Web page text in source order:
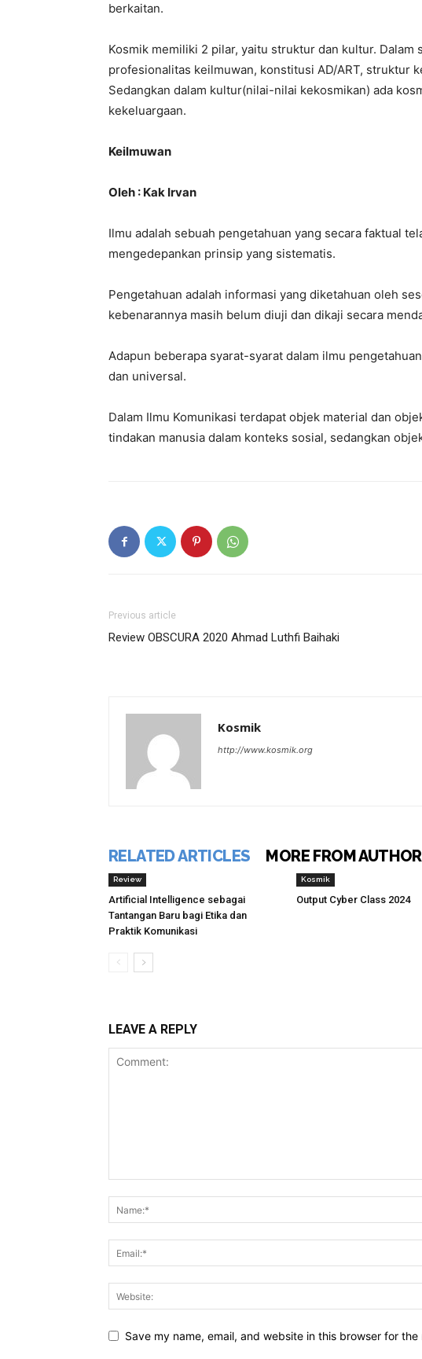
berkaitan.
Kosmik memiliki 2 pilar, yaitu struktur dan kultur.
profesionalitas keilmuwan, konstitusi AD/ART, struktur
Sedangkan dalam kultur(nilai-nilai kekosmikan) ada
kekeluargaan.
Keilmuwan
Oleh : Kak Irvan
Ilmu adalah sebuah pengetahuan yang secara faktual
mengedepankan prinsip yang sistematis.
Pengetahuan adalah informasi yang diketahuan oleh
kebenarannya masih belum diuji dan dikaji secara
Adapun beberapa syarat-syarat dalam ilmu
dan universal.
Dalam Ilmu Komunikasi terdapat objek material dan
tindakan manusia dalam konteks sosial, sedangkan
Previous article
Review OBSCURA 2020 Ahmad Luthfi Baihaki
Kosmik
http://www.kosmik.org
RELATED ARTICLES MORE FROM AUTHOR
Review
Artificial Intelligence sebagai
Tantangan Baru bagi Etika dan
Praktik Komunikasi
Kosmik
Output Cyber Class 2024
LEAVE A REPLY
Save my name, email, and website in this browser for